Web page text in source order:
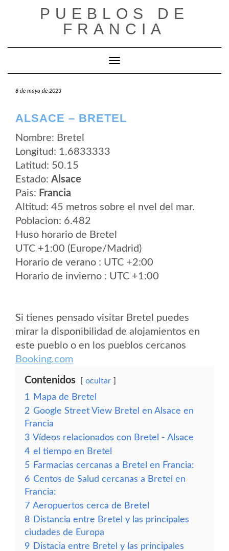
PUEBLOS DE
FRANCIA
Cambiar modo de navegación
8 de mayo de 2023
ALSACE – BRETEL
Nombre: Bretel
Longitud: 1.6833333
Latitud: 50.15
Estado: Alsace
Pais: Francia
Altitud: 45 metros sobre el nvel del mar.
Poblacion: 6.482
Huso horario de Bretel
UTC +1:00 (Europe/Madrid)
Horario de verano : UTC +2:00
Horario de invierno : UTC +1:00
Si tienes pensado visitar Bretel puedes
mirar la disponibilidad de alojamientos en
este pueblo o en los pueblos cercanos
Booking.com
Contenidos ocultar
1
Mapa de Bretel
2 Google Street View Bretel en Alsace en
Francia
3 Vídeos relacionados con Bretel - Alsace
4 el tiempo en Bretel
5 Farmacias cercanas a Bretel en Francia:
6 Centos de Salud cercanas a Bretel en
Francia:
7 Aeropuertos cerca de Bretel
8 Distancia entre Bretel y las principales
ciudades de Europa
9 Distacia entre Bretel y las principales